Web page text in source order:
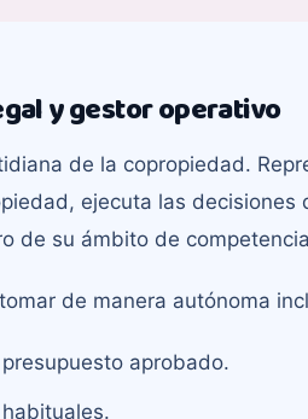
y gestor operativo
de la copropiedad.
ejecuta las decisiones
de su ámbito de
de manera autónoma
aprobado.